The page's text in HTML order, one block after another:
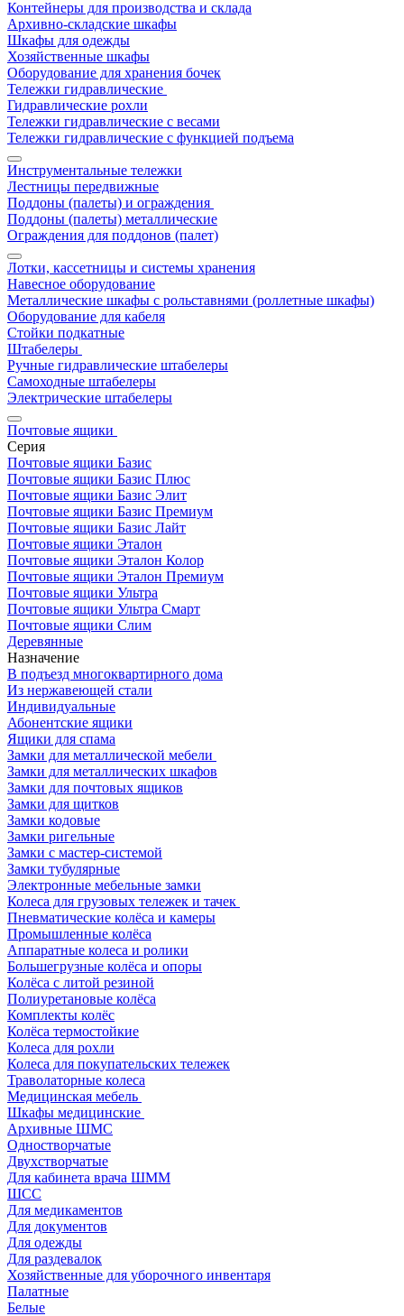
Контейнеры для производства и склада
Архивно-складские шкафы
Шкафы для одежды
Хозяйственные шкафы
Оборудование для хранения бочек
Тележки гидравлические
Гидравлические рохли
Тележки гидравлические с весами
Тележки гидравлические с функцией подъема
Инструментальные тележки
Лестницы передвижные
Поддоны (палеты) и ограждения
Поддоны (палеты) металлические
Ограждения для поддонов (палет)
Лотки, кассетницы и системы хранения
Навесное оборудование
Металлические шкафы с рольставнями (роллетные шкафы)
Оборудование для кабеля
Стойки подкатные
Штабелеры
Ручные гидравлические штабелеры
Самоходные штабелеры
Электрические штабелеры
Почтовые ящики
Серия
Почтовые ящики Базис
Почтовые ящики Базис Плюс
Почтовые ящики Базис Элит
Почтовые ящики Базис Премиум
Почтовые ящики Базис Лайт
Почтовые ящики Эталон
Почтовые ящики Эталон Колор
Почтовые ящики Эталон Премиум
Почтовые ящики Ультра
Почтовые ящики Ультра Смарт
Почтовые ящики Слим
Деревянные
Назначение
В подъезд многоквартирного дома
Из нержавеющей стали
Индивидуальные
Абонентские ящики
Ящики для спама
Замки для металлической мебели
Замки для металлических шкафов
Замки для почтовых ящиков
Замки для щитков
Замки кодовые
Замки ригельные
Замки с мастер-системой
Замки тубулярные
Электронные мебельные замки
Колеса для грузовых тележек и тачек
Пневматические колёса и камеры
Промышленные колёса
Аппаратные колеса и ролики
Большегрузные колёса и опоры
Колёса с литой резиной
Полиуретановые колёса
Комплекты колёс
Колёса термостойкие
Колеса для рохли
Колеса для покупательских тележек
Траволаторные колеса
Медицинская мебель
Шкафы медицинские
Архивные ШМС
Одностворчатые
Двухстворчатые
Для кабинета врача ШММ
ШСС
Для медикаментов
Для документов
Для одежды
Для раздевалок
Хозяйственные для уборочного инвентаря
Палатные
Белые